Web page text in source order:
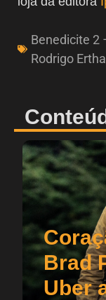
Benedicite 2
Rodrigo
Brad
Uber